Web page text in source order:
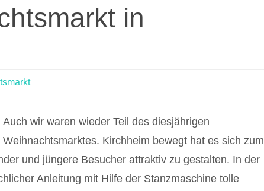
in
Auch wir waren wieder Teil des diesjährigen
Weihnachtsmarktes. Kirchheim bewegt hat es sich zum
und jüngere Besucher attraktiv zu gestalten. In der
Anleitung mit Hilfe der Stanzmaschine tolle